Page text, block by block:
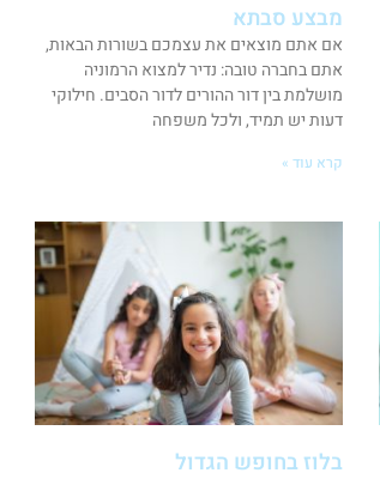
מבצע סבתא
אם אתם מוצאים את עצמכם בשורות הבאות,
אתם בחברה טובה: נדיר למצוא הרמוניה
מושלמת בין דור ההורים לדור הסבים. חילוקי
דעות יש תמיד, ולכל משפחה
קרא עוד »
בלוז בחופש הגדול